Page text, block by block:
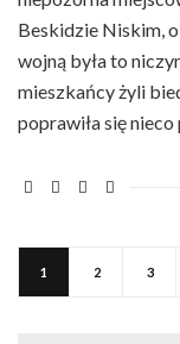
Beskidzie Niskim,
wojną była to
mieszkańcy żyli
poprawiła się
1 2 3